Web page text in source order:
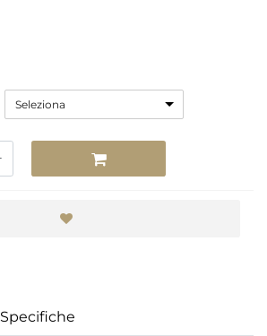
Seleziona
Specifiche